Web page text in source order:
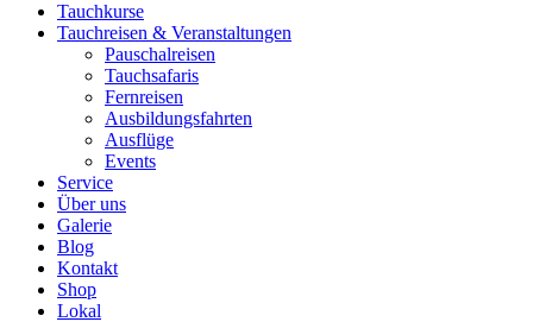
Tauchkurse
Tauchreisen & Veranstaltungen
Pauschalreisen
Tauchsafaris
Fernreisen
Ausbildungsfahrten
Ausflüge
Events
Service
Über uns
Galerie
Blog
Kontakt
Shop
Lokal